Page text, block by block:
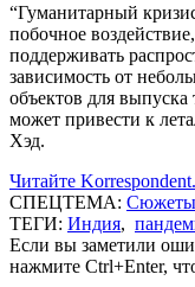
“Гуманитарный
побочное
поддерживать
зависимость от
объектов для
может привести к
Хэд.
Читайте
СПЕЦТЕМА: Сюжеты
ТЕГИ: Индия,
Если вы заметили
нажмите Ctrl+Enter,